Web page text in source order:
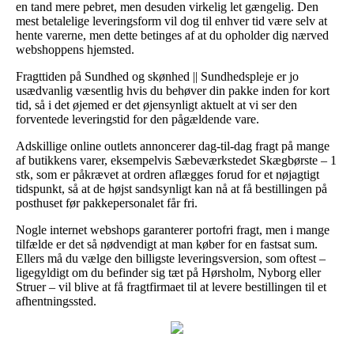
en tand mere pebret, men desuden virkelig let gængelig. Den
mest betalelige leveringsform vil dog til enhver tid være selv at
hente varerne, men dette betinges af at du opholder dig nærved
webshoppens hjemsted.
Fragttiden på Sundhed og skønhed || Sundhedspleje er jo
usædvanlig væsentlig hvis du behøver din pakke inden for kort
tid, så i det øjemed er det øjensynligt aktuelt at vi ser den
forventede leveringstid for den pågældende vare.
Adskillige online outlets annoncerer dag-til-dag fragt på mange
af butikkens varer, eksempelvis Sæbeværkstedet Skægbørste – 1
stk, som er påkrævet at ordren aflægges forud for et nøjagtigt
tidspunkt, så at de højst sandsynligt kan nå at få bestillingen på
posthuset før pakkepersonalet får fri.
Nogle internet webshops garanterer portofri fragt, men i mange
tilfælde er det så nødvendigt at man køber for en fastsat sum.
Ellers må du vælge den billigste leveringsversion, som oftest –
ligegyldigt om du befinder sig tæt på Hørsholm, Nyborg eller
Struer – vil blive at få fragtfirmaet til at levere bestillingen til et
afhentningssted.